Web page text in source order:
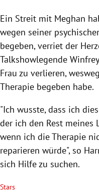
Ein Streit mit Meghan
wegen seiner
begeben, verriet der
Talkshowlegende
Frau zu verlieren,
Therapie begeben habe.
"Ich wusste, dass ich
der ich den Rest meines
wenn ich die Therapie
reparieren würde", so
sich Hilfe zu suchen.
Stars